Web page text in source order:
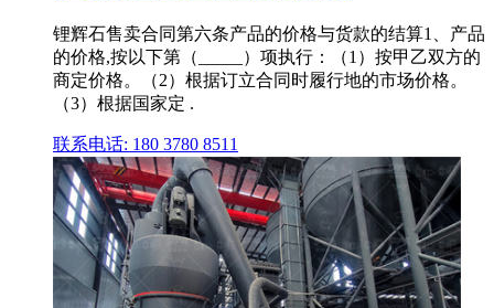
锂辉石售卖合同第六条产品的价格与货款的结算1、产品
的价格,按以下第（_____）项执行：（1）按甲乙双方的
商定价格。（2）根据订立合同时履行地的市场价格。
（3）根据国家定 .
联系电话: 180 3780 8511